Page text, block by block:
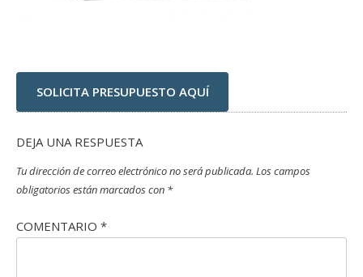
SOLICITA PRESUPUESTO AQUÍ
DEJA UNA RESPUESTA
Tu dirección de correo electrónico no será publicada. Los campos
obligatorios están marcados con *
COMENTARIO *